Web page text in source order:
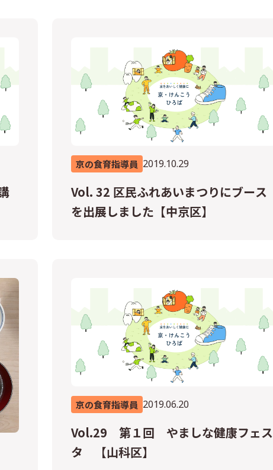
京の食育指導員 2019.10.29
Vol. 32 区民ふれあいまつりにブース
を出展しました【中京区】
京の食育指導員 2019.06.20
Vol.29 第１回 やましな健康フェス
タ 【山科区】